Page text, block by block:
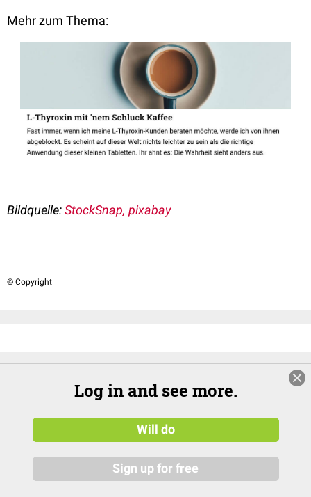
Mehr zum Thema:
Bildquelle:StockSnap, pixabay
© Copyright
About Us
Press
Log in and see more.
Will do
Sign up for free